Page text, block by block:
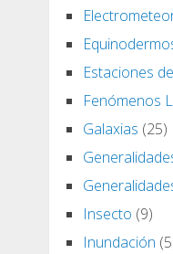
Estaciones
Fenómenos
Galaxias (25)
Insecto (9)
Inundación